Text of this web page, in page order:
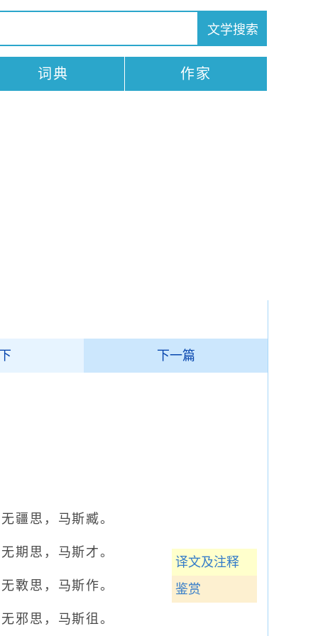
词典 作家
下一篇
译文及注释
鉴赏
疆思，马斯臧。
期思，马斯才。
斁思，马斯作。
邪思，马斯徂。